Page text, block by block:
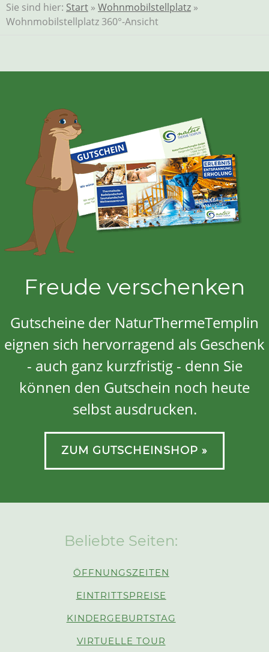
Sie sind hier: Start » Wohnmobilstellplatz »
Wohnmobilstellplatz 360°-Ansicht
Freude verschenken
Gutscheine der NaturThermeTemplin
eignen sich hervorragend als Geschenk
- auch ganz kurzfristig - denn Sie
können den Gutschein noch heute
selbst ausdrucken.
ZUM GUTSCHEINSHOP »
Beliebte Seiten:
ÖFFNUNGSZEITEN
EINTRITTSPREISE
KINDERGEBURTSTAG
VIRTUELLE TOUR